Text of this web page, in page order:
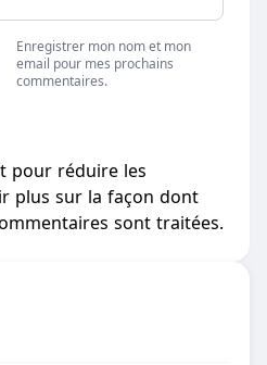
Enregistrer mon nom et mon
email pour mes prochains
commentaires.
pour réduire les
plus sur la façon dont
sont traitées.